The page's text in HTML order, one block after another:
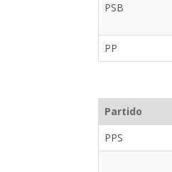
PSB
PP
Partido
PPS